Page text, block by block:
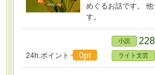
めぐるお話です。
す。
24h.ポイント 0pt
小説
ライト文芸